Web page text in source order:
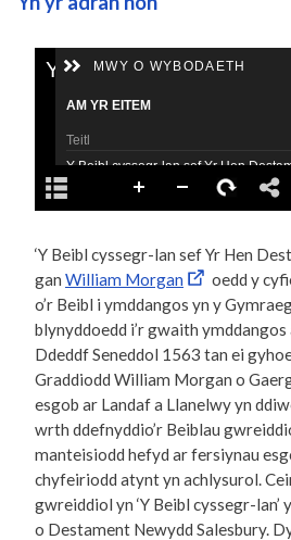
‘Y Beibl cyssegr-lan sef Yr Hen
gan William Morgan
oedd y
o’r Beibl i ymddangos yn y
blynyddoedd i’r gwaith
Ddeddf Seneddol 1563 tan ei
Graddiodd William Morgan o
esgob ar Landaf a Llanelwy yn
wrth ddefnyddio’r Beiblau
manteisiodd hefyd ar fersiynau
chyfeiriodd atynt yn achlysurol.
gwreiddiol yn ‘Y Beibl cyssegr-lan’
o Destament Newydd Salesbury.